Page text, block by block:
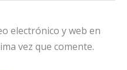
electrónico y web en
vez que comente.